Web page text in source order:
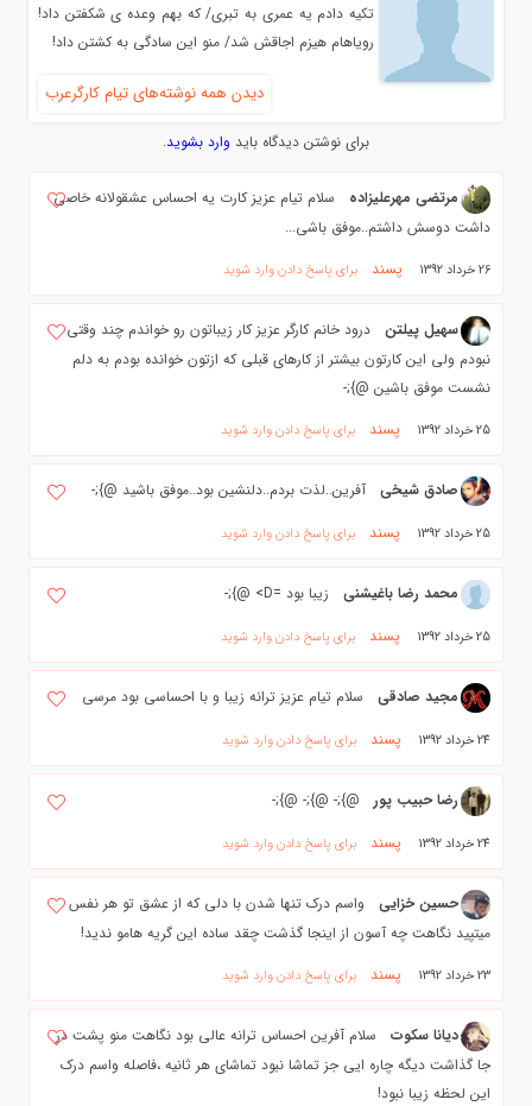
تكيه دادم يه عمري به تبري/ كه بهم وعده ي شكفتن داد!
روياهام هيزم اجاقش شد/ منو اين سادگي به كشتن داد!
دیدن همه نوشته‌های تيام كارگرعرب
برای نوشتن دیدگاه باید وارد بشوید.
مرتضی مهرعلیزاده
سلام تیام عزیز کارت یه احساس عشقولانه خاصی
داشت دوسش داشتم..موفق باشی...
26 خرداد 1392 پسند برای پاسخ دادن وارد شوید
سهیل پیلتن
درود خانم کارگر عزیز کار زیباتون رو خواندم چند وقتی
نبودم ولی این کارتون بیشتر از کارهای قبلی که ازتون خوانده بودم به دلم
نشست موفق باشین @};-
25 خرداد 1392 پسند برای پاسخ دادن وارد شوید
صادق شيخي آفرين..لذت بردم..دلنشين بود..موفق باشيد @};-
25 خرداد 1392 پسند برای پاسخ دادن وارد شوید
محمد رضا باغیشنی زیبا بود =D> @};-
25 خرداد 1392 پسند برای پاسخ دادن وارد شوید
مجید صادقی سلام تيام عزيز ترانه زيبا و با احساسي بود مرسي
24 خرداد 1392 پسند برای پاسخ دادن وارد شوید
رضا حبیب پور @};- @};- @};-
24 خرداد 1392 پسند برای پاسخ دادن وارد شوید
حسین خزایی
واسم درک تنها شدن با دلی که از عشق تو هر نفس
میتپید نگاهت چه آسون از اینجا گذشت چقد ساده این گریه هامو ندید!
23 خرداد 1392 پسند برای پاسخ دادن وارد شوید
ديانا سكوت
سلام آفرين احساس ترانه عالي بود نگاهت منو پشت در
جا گذاشت دیگه چاره ایی جز تماشا نبود تماشای هر ثانیه ،فاصله واسم درک
این لحظه زیبا نبود!